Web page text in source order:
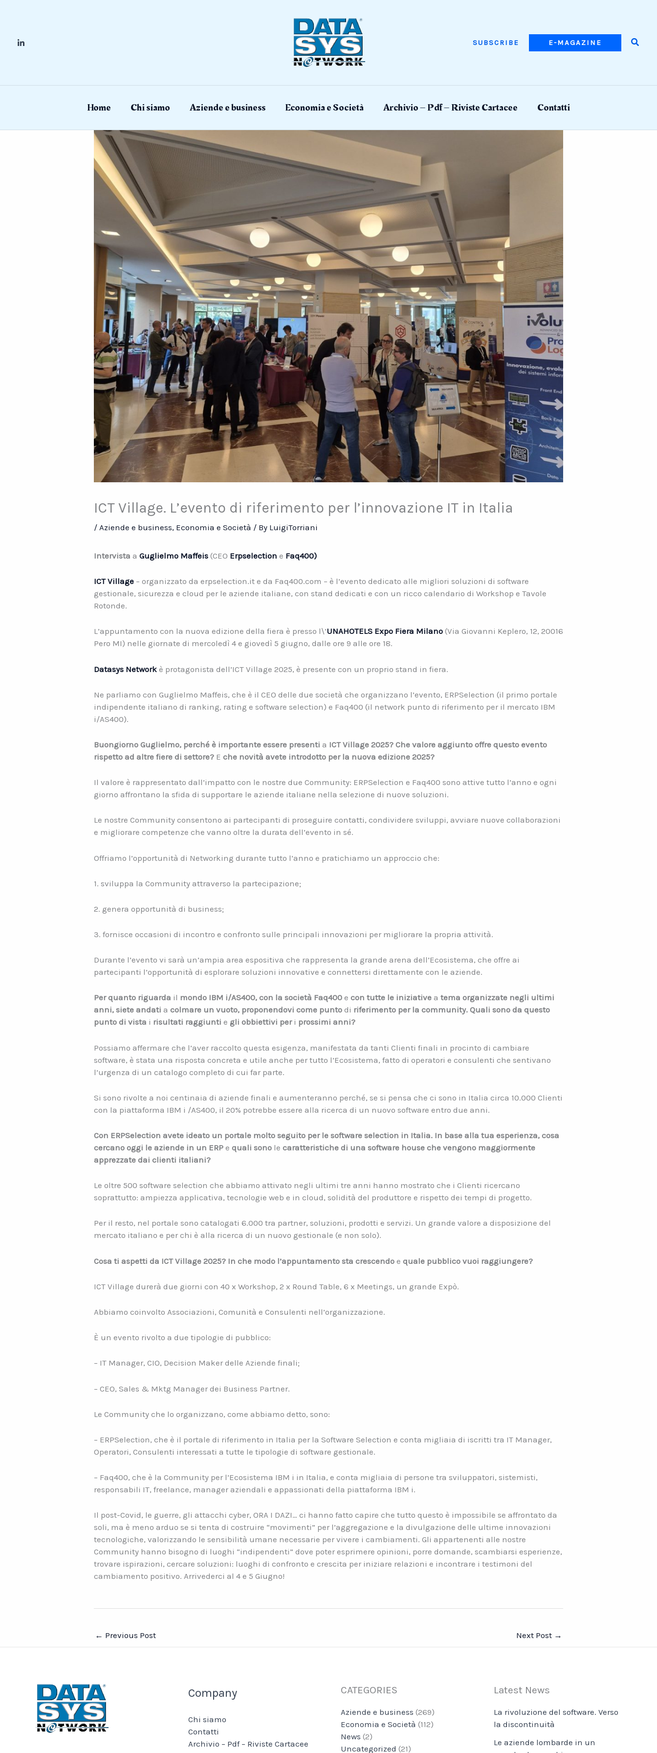
SUBSCRIBE E-MAGAZINE
Home Chi siamo Aziende e business Economia e Società Archivio – Pdf – Riviste Cartacee Contatti
ICT Village. L’evento di riferimento per l’innovazione IT in Italia
/ Aziende e business, Economia e Società / By LuigiTorriani
Intervista a Guglielmo Maffeis (CEO Erpselection e Faq400)
ICT Village – organizzato da erpselection.it e da Faq400.com – è l’evento dedicato alle migliori soluzioni di software
gestionale, sicurezza e cloud per le aziende italiane, con stand dedicati e con un ricco calendario di Workshop e Tavole
Rotonde.
L’appuntamento con la nuova edizione della fiera è presso l\’UNAHOTELS Expo Fiera Milano (Via Giovanni Keplero, 12, 20016
Pero MI) nelle giornate di mercoledì 4 e giovedì 5 giugno, dalle ore 9 alle ore 18.
Datasys Network è protagonista dell’ICT Village 2025, è presente con un proprio stand in fiera.
Ne parliamo con Guglielmo Maffeis, che è il CEO delle due società che organizzano l’evento, ERPSelection (il primo portale
indipendente italiano di ranking, rating e software selection) e Faq400 (il network punto di riferimento per il mercato IBM
i/AS400).
Buongiorno Guglielmo, perché è importante essere presenti a ICT Village 2025? Che valore aggiunto offre questo evento
rispetto ad altre fiere di settore? E che novità avete introdotto per la nuova edizione 2025?
Il valore è rappresentato dall’impatto con le nostre due Community: ERPSelection e Faq400 sono attive tutto l’anno e ogni
giorno affrontano la sfida di supportare le aziende italiane nella selezione di nuove soluzioni.
Le nostre Community consentono ai partecipanti di proseguire contatti, condividere sviluppi, avviare nuove collaborazioni
e migliorare competenze che vanno oltre la durata dell’evento in sé.
Offriamo l’opportunità di Networking durante tutto l’anno e pratichiamo un approccio che:
1. sviluppa la Community attraverso la partecipazione;
2. genera opportunità di business;
3. fornisce occasioni di incontro e confronto sulle principali innovazioni per migliorare la propria attività.
Durante l’evento vi sarà un’ampia area espositiva che rappresenta la grande arena dell’Ecosistema, che offre ai
partecipanti l’opportunità di esplorare soluzioni innovative e connettersi direttamente con le aziende.
Per quanto riguarda il mondo IBM i/AS400, con la società Faq400 e con tutte le iniziative a tema organizzate negli ultimi
anni, siete andati a colmare un vuoto, proponendovi come punto di riferimento per la community. Quali sono da questo
punto di vista i risultati raggiunti e gli obbiettivi peri prossimi anni?
Possiamo affermare che l’aver raccolto questa esigenza, manifestata da tanti Clienti finali in procinto di cambiare
software, è stata una risposta concreta e utile anche per tutto l’Ecosistema, fatto di operatori e consulenti che sentivano
l’urgenza di un catalogo completo di cui far parte.
Si sono rivolte a noi centinaia di aziende finali e aumenteranno perché, se si pensa che ci sono in Italia circa 10.000 Clienti
con la piattaforma IBM i /AS400, il 20% potrebbe essere alla ricerca di un nuovo software entro due anni.
Con ERPSelection avete ideato un portale molto seguito per le software selection in Italia. In base alla tua esperienza, cosa
cercano oggi le aziende in un ERP e quali sono le caratteristiche di una software house che vengono maggiormente
apprezzate dai clienti italiani?
Le oltre 500 software selection che abbiamo attivato negli ultimi tre anni hanno mostrato che i Clienti ricercano
soprattutto: ampiezza applicativa, tecnologie web e in cloud, solidità del produttore e rispetto dei tempi di progetto.
Per il resto, nel portale sono catalogati 6.000 tra partner, soluzioni, prodotti e servizi. Un grande valore a disposizione del
mercato italiano e per chi è alla ricerca di un nuovo gestionale (e non solo).
Cosa ti aspetti da ICT Village 2025? In che modo l’appuntamento sta crescendo e quale pubblico vuoi raggiungere?
ICT Village durerà due giorni con 40 x Workshop, 2 x Round Table, 6 x Meetings, un grande Expò.
Abbiamo coinvolto Associazioni, Comunità e Consulenti nell’organizzazione.
È un evento rivolto a due tipologie di pubblico:
– IT Manager, CIO, Decision Maker delle Aziende finali;
– CEO, Sales & Mktg Manager dei Business Partner.
Le Community che lo organizzano, come abbiamo detto, sono:
– ERPSelection, che è il portale di riferimento in Italia per la Software Selection e conta migliaia di iscritti tra IT Manager,
Operatori, Consulenti interessati a tutte le tipologie di software gestionale.
– Faq400, che è la Community per l’Ecosistema IBM i in Italia, e conta migliaia di persone tra sviluppatori, sistemisti,
responsabili IT, freelance, manager aziendali e appassionati della piattaforma IBM i.
Il post-Covid, le guerre, gli attacchi cyber, ORA I DAZI… ci hanno fatto capire che tutto questo è impossibile se affrontato da
soli, ma è meno arduo se si tenta di costruire “movimenti” per l’aggregazione e la divulgazione delle ultime innovazioni
tecnologiche, valorizzando le sensibilità umane necessarie per vivere i cambiamenti. Gli appartenenti alle nostre
Community hanno bisogno di luoghi “indipendenti” dove poter esprimere opinioni, porre domande, scambiarsi esperienze,
trovare ispirazioni, cercare soluzioni: luoghi di confronto e crescita per iniziare relazioni e incontrare i testimoni del
cambiamento positivo. Arrivederci al 4 e 5 Giugno!
← Previous Post Next Post →
Company
Chi siamo
Contatti
Archivio – Pdf – Riviste Cartacee
CATEGORIES
Aziende e business (269)
Economia e Società (112)
News (2)
Uncategorized (21)
Latest News
La rivoluzione del software. Verso
la discontinuità
Le aziende lombarde in un